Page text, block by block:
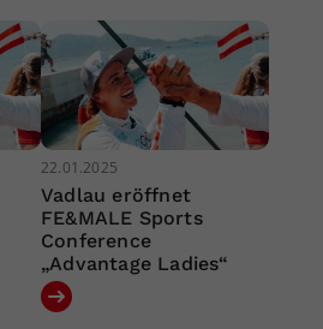
22.01.2025
Vadlau eröffnet
FE&MALE Sports
Conference
„Advantage Ladies“